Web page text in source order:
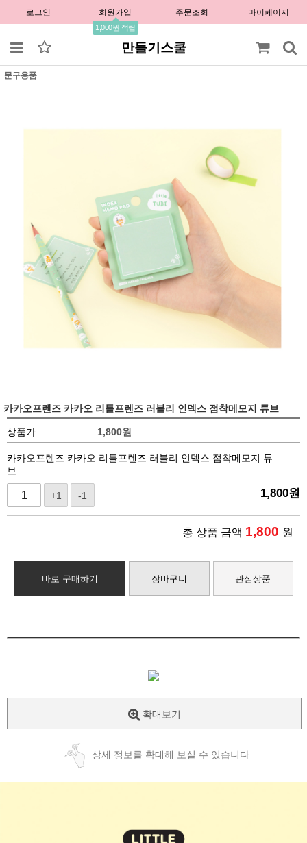
로그인 회원가입
1,000원 적립
주문조회 마이페이지
만들기스쿨
문구용품
카카오프렌즈 카카오 리틀프렌즈 러블리 인덱스 점착메모지 튜브
상품가 1,800원
카카오프렌즈 카카오 리틀프렌즈 러블리 인덱스 점착메모지 튜
브
+1 -1 1,800원
총 상품 금액 1,800 원
바로 구매하기 장바구니 관심상품
확대보기
상세 정보를 확대해 보실 수 있습니다